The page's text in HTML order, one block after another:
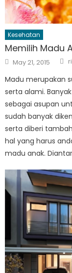
Kesehatan
Memilih Madu
Posted
on
May 21, 2015
Madu merupakan
serta alami.
sebagai asupan
sudah banyak
serta diberi
hal yang harus
madu anak.